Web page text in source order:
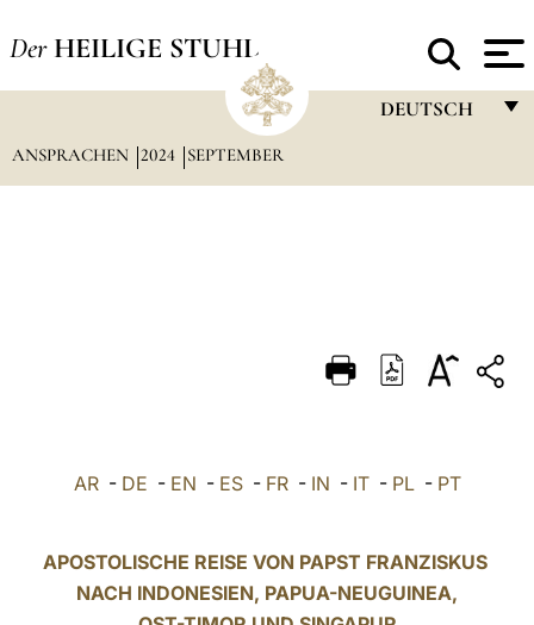
Der HEILIGE STUHL
DEUTSCH
DEUTSCH
العربيّة
LATINE
ANSPRACHEN 2024 SEPTEMBER
AR- DE - EN - ES- FR- IN - IT- PL- PT
APOSTOLISCHE REISE VON PAPST FRANZISKUS
NACH INDONESIEN, PAPUA-NEUGUINEA,